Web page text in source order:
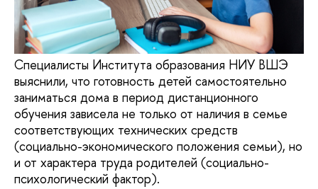
Специалисты Института образования НИУ ВШЭ
выяснили, что готовность детей самостоятельно
заниматься дома в период дистанционного
обучения зависела не только от наличия в семье
соответствующих технических средств
(социально-экономического положения семьи), но
и от характера труда родителей (социально-
психологический фактор).